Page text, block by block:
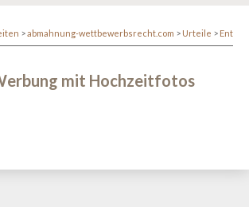
abmahnung-wettbewerbsrecht.com Urteile
mit Hochzeitfotos